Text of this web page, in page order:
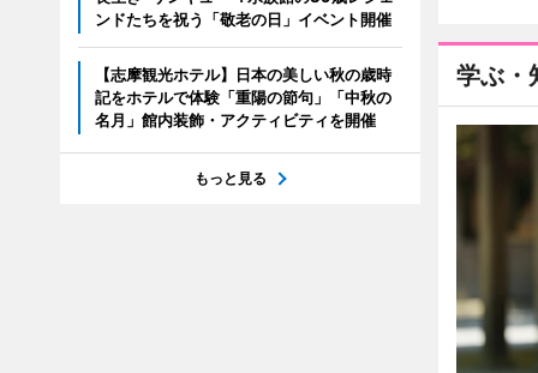
学ぶ・
ンドたちを祝う「敬老の日」イベント開催
【志摩観光ホテル】日本の美しい秋の歳時
記をホテルで体験「重陽の節句」「中秋の
名月」館内装飾・アクティビティを開催
もっと見る